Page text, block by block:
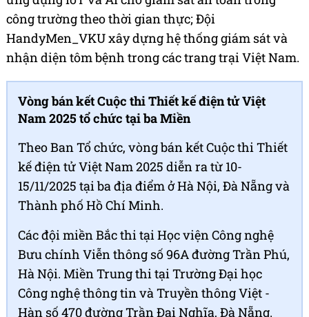
công trường theo thời gian thực; Đội
HandyMen_VKU xây dựng hệ thống giám sát và
nhận diện tôm bệnh trong các trang trại Việt Nam.
Vòng bán kết Cuộc thi Thiết kế điện tử Việt
Nam 2025 tổ chức tại ba Miền
Theo Ban Tổ chức, vòng bán kết Cuộc thi Thiết
kế điện tử Việt Nam 2025 diễn ra từ 10-
15/11/2025 tại ba địa điểm ở Hà Nội, Đà Nẵng và
Thành phố Hồ Chí Minh.
Các đội miền Bắc thi tại Học viện Công nghệ
Bưu chính Viễn thông số 96A đường Trần Phú,
Hà Nội. Miền Trung thi tại Trường Đại học
Công nghệ thông tin và Truyền thông Việt -
Hàn số 470 đường Trần Đại Nghĩa, Đà Nẵng.